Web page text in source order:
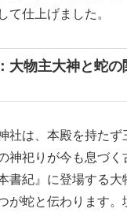
て仕上げました。
大物主大神と蛇の
社は、本殿を持たず
神祀りが今も息づく
書紀』に登場する大
が蛇と伝わります。